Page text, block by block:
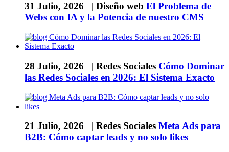
31 Julio, 2026 | Diseño web El Problema de
Webs con IA y la Potencia de nuestro CMS
28 Julio, 2026 | Redes Sociales Cómo Dominar
las Redes Sociales en 2026: El Sistema Exacto
21 Julio, 2026 | Redes Sociales Meta Ads para
B2B: Cómo captar leads y no solo likes